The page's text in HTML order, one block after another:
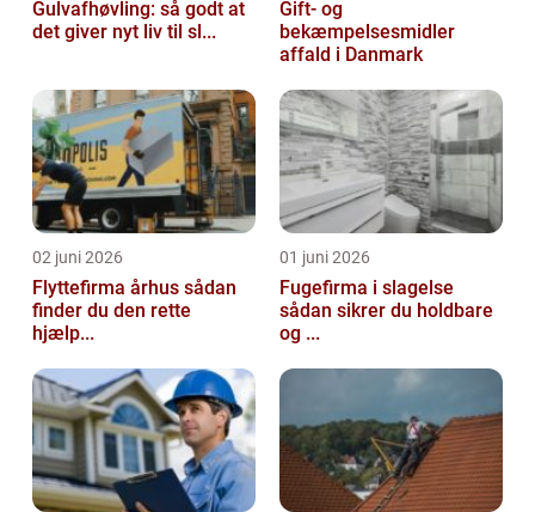
Gulvafhøvling: så godt at
det giver nyt liv til sl...
Gift- og
bekæmpelsesmidler
affald i Danmark
02 juni 2026
Flyttefirma århus sådan
finder du den rette
hjælp...
01 juni 2026
Fugefirma i slagelse
sådan sikrer du holdbare
og ...